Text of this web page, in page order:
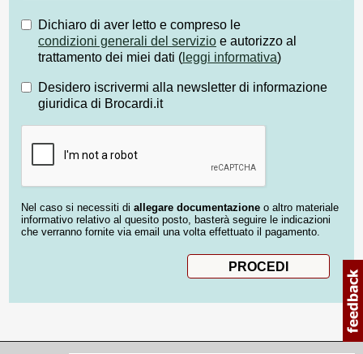
Dichiaro di aver letto e compreso le
condizioni generali del servizio e autorizzo al
trattamento dei miei dati ( leggi informativa)
Desidero iscrivermi alla newsletter di informazione
giuridica di Brocardi.it
Nel caso si necessiti di allegare documentazione o altro materiale
informativo relativo al quesito posto, basterà seguire le indicazioni
che verranno fornite via email una volta effettuato il pagamento.